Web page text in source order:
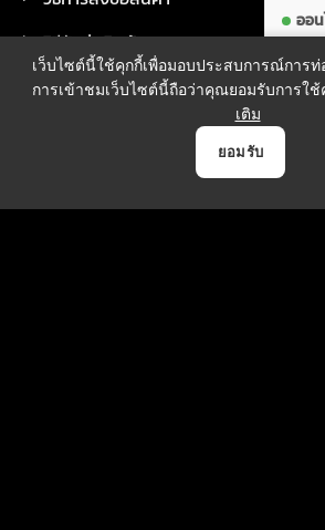
วิธีจัดส่งสินค้า
ออ
ทั้งหม
เว็บไซต์นี้ใช้คุกกี้เพื่อมอบประสบการณ์การ
การเข้าชมเว็บไซต์นี้ถือว่าคุณยอมรับการใช้
เติม
ยอมรับ